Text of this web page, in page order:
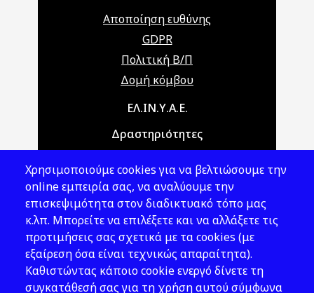
Αποποίηση ευθύνης
GDPR
Πολιτική Β/Π
Δομή κόμβου
Main navigationΕΛ.ΙΝ.Υ.Α.Ε.
Δραστηριότητες
Νομοθεσία
Εκδόσεις
Νέα - Εκδηλώσεις
Ακολουθήστε μας
Χρησιμοποιούμε cookies για να βελτιώσουμε την
online εμπειρία σας, να αναλύουμε την
επισκεψιμότητα στον διαδικτυακό τόπο μας
κ.λπ. Μπορείτε να επιλέξετε και να αλλάξετε τις
προτιμήσεις σας σχετικά με τα cookies (με
εξαίρεση όσα είναι τεχνικώς απαραίτητα).
Καθιστώντας κάποιο cookie ενεργό δίνετε τη
συγκατάθεσή σας για τη χρήση αυτού σύμφωνα